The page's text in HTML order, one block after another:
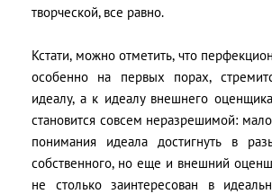
творческой, все равно.
Кстати, можно отметить, что
особенно на первых порах,
идеалу, а к идеалу внешнего
становится совсем неразрешимой:
понимания идеала достигнуть в
собственного, но еще и внешний
не столько заинтересован в